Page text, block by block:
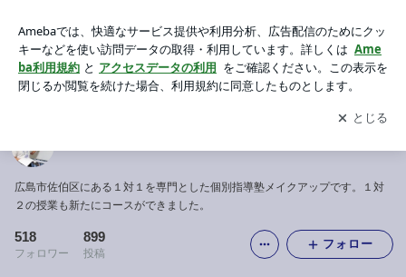
アプリをダウンロードして ブログの更新通知
を受け取りまし
ょう。
開く
広島市佐伯区にある１対１を専門とした個別指導塾メイクアップです。１対
２の授業も新たにコースができました。
518
フォロワー
899
投稿
フォロー